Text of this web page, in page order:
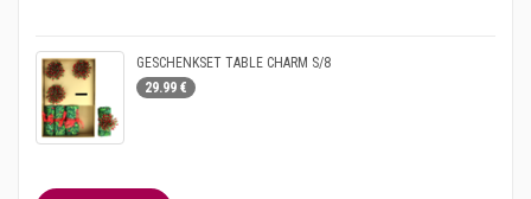
GESCHENKSET TABLE CHARM S/8
29.99 €